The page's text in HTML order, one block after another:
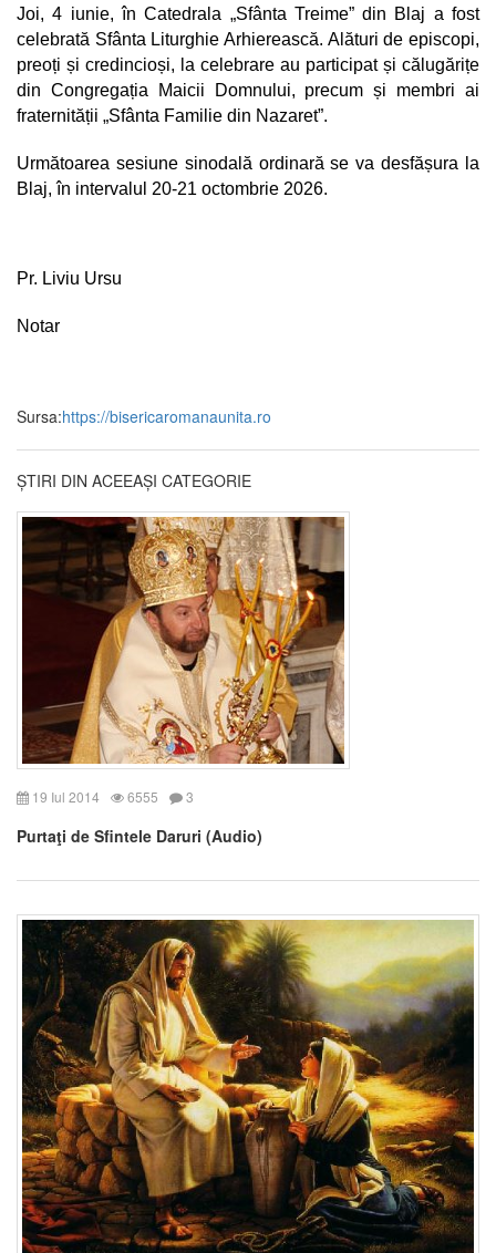
Joi, 4 iunie, în Catedrala „Sfânta Treime” din Blaj a fost
celebrată Sfânta Liturghie Arhierească. Alături de episcopi,
preoți și credincioși, la celebrare au participat și călugărițe
din Congregația Maicii Domnului, precum și membri ai
fraternității „Sfânta Familie din Nazaret”.
Următoarea sesiune sinodală ordinară se va desfășura la
Blaj, în intervalul 20-21 octombrie 2026.
Pr. Liviu Ursu
Notar
Sursa:https://bisericaromanaunita.ro
ȘTIRI DIN ACEEAȘI CATEGORIE
19 Iul 2014 6555 3
Purtaţi de Sfintele Daruri (Audio)